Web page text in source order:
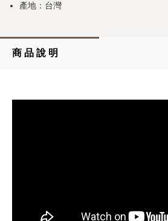
產地：台灣
商 品 說 明